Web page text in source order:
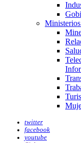
twitter
facebook
youtube